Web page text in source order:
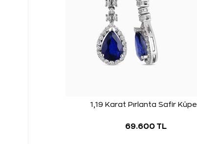
1,19 Karat Pırlanta Safir Küpe
69.600 TL